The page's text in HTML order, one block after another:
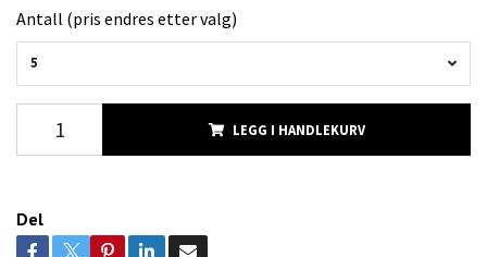
Antall (pris endres etter valg)
5
LEGG I HANDLEKURV
Del